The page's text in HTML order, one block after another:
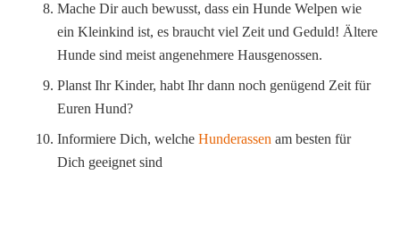
Mache Dir auch bewusst, dass ein Hunde Welpen wie
ein Kleinkind ist, es braucht viel Zeit und Geduld! Ältere
Hunde sind meist angenehmere Hausgenossen.
Planst Ihr Kinder, habt Ihr dann noch genügend Zeit für
Euren Hund?
Informiere Dich, welche Hunderassen am besten für
Dich geeignet sind